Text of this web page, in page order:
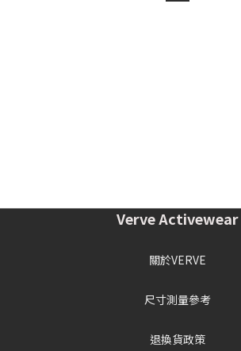
Verve Activewear
關於VERVE
尺寸測量參考
退換貨政策